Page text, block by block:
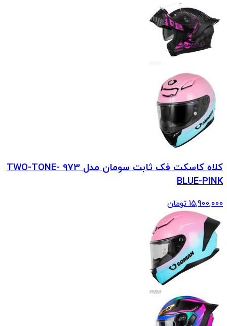
کلاه کاسکت فک ثابت سومان مدل 973 TWO-TONE-
BLUE-PINK
15,900,000 تومان